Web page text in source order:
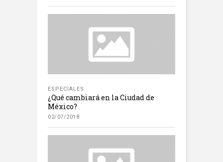
ESPECIALES
¿Qué cambiará en la Ciudad de
México?
02/07/2018